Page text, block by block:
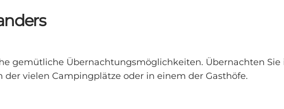
gemütliche Übernachtungsmöglichkeiten. Übernachten
vielen Campingplätze oder in einem der Gasthöfe.